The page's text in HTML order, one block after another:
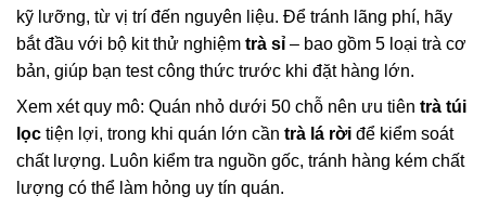
kỹ lưỡng, từ vị trí đến nguyên liệu. Để tránh lãng phí, hãy
bắt đầu với bộ kit thử nghiệm trà sỉ – bao gồm 5 loại trà cơ
bản, giúp bạn test công thức trước khi đặt hàng lớn.
Xem xét quy mô: Quán nhỏ dưới 50 chỗ nên ưu tiên trà túi
lọc tiện lợi, trong khi quán lớn cần trà lá rời để kiểm soát
chất lượng. Luôn kiểm tra nguồn gốc, tránh hàng kém chất
lượng có thể làm hỏng uy tín quán.